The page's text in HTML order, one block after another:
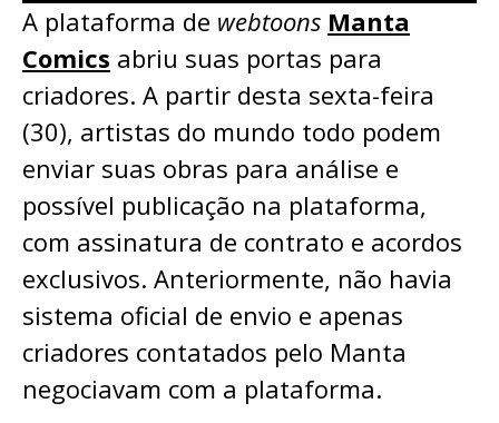
A plataforma de webtoons Manta
Comics abriu suas portas para
criadores. A partir desta sexta-feira
(30), artistas do mundo todo podem
enviar suas obras para análise e
possível publicação na plataforma,
com assinatura de contrato e acordos
exclusivos. Anteriormente, não havia
sistema oficial de envio e apenas
criadores contatados pelo Manta
negociavam com a plataforma.